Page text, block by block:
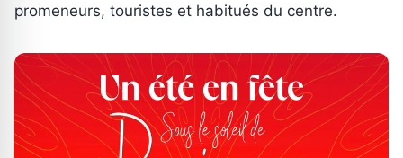
promeneurs, touristes et habitués du centre.